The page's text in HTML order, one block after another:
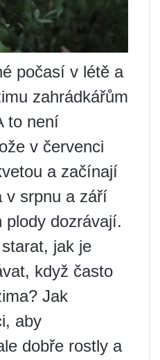
počasí v létě a
zahrádkářům
to není
v červenci
a začínají
v srpnu a září
plody dozrávají.
jak je
když často
Jak
aby
dobře rostly a